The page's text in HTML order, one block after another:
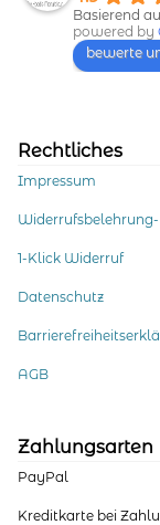
Basierend
powered by
bewerte
Rechtliches
Impressum
1-Klick Widerruf
Datenschutz
AGB
Zahlungsarten
PayPal
Kreditkarte bei